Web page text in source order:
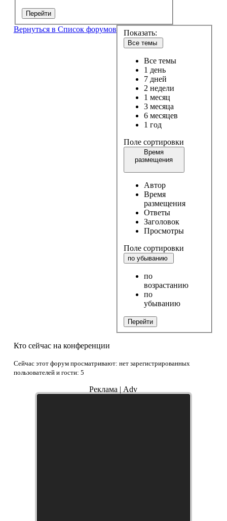
Перейти
Вернуться в Список форумов Показать:
Все темы
Все темы
1 день
7 дней
2 недели
1 месяц
3 месяца
6 месяцев
1 год
Поле сортировки
Время
размещения
Автор
Время
размещения
Ответы
Заголовок
Просмотры
Поле сортировки
по убыванию
по
возрастанию
по
убыванию
Перейти
Кто сейчас на конференции
Сейчас этот форум просматривают: нет зарегистрированных
пользователей и гости: 5
Реклама | Adv